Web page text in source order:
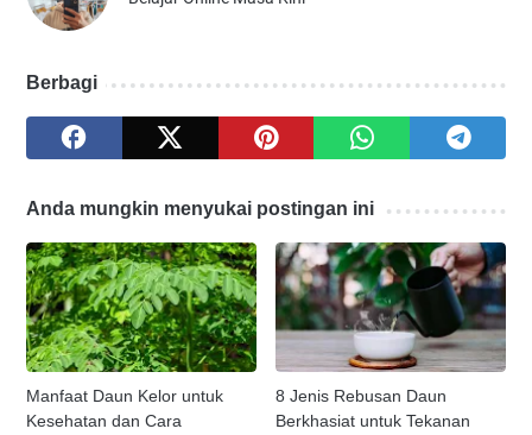
Berbagi
Anda mungkin menyukai postingan ini
Manfaat Daun Kelor untuk
Kesehatan dan Cara
8 Jenis Rebusan Daun
Berkhasiat untuk Tekanan